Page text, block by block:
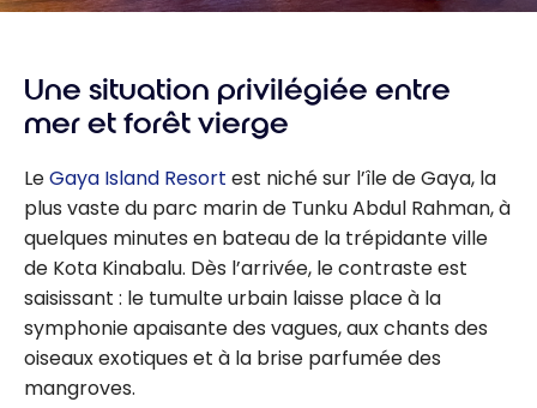
Une situation privilégiée entre
mer et forêt vierge
LeGaya Island Resort est niché sur l’île de Gaya, la
plus vaste du parc marin de Tunku Abdul Rahman, à
quelques minutes en bateau de la trépidante ville
de Kota Kinabalu. Dès l’arrivée, le contraste est
saisissant : le tumulte urbain laisse place à la
symphonie apaisante des vagues, aux chants des
oiseaux exotiques et à la brise parfumée des
mangroves.